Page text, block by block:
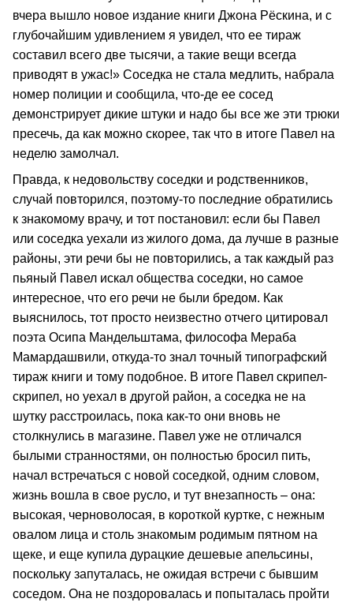
вчера вышло новое издание книги Джона Рёскина, и с
глубочайшим удивлением я увидел, что ее тираж
составил всего две тысячи, а такие вещи всегда
приводят в ужас!» Соседка не стала медлить, набрала
номер полиции и сообщила, что-де ее сосед
демонстрирует дикие штуки и надо бы все же эти трюки
пресечь, да как можно скорее, так что в итоге Павел на
неделю замолчал.
Правда, к недовольству соседки и родственников,
случай повторился, поэтому-то последние обратились
к знакомому врачу, и тот постановил: если бы Павел
или соседка уехали из жилого дома, да лучше в разные
районы, эти речи бы не повторились, а так каждый раз
пьяный Павел искал общества соседки, но самое
интересное, что его речи не были бредом. Как
выяснилось, тот просто неизвестно отчего цитировал
поэта Осипа Мандельштама, философа Мераба
Мамардашвили, откуда-то знал точный типографский
тираж книги и тому подобное. В итоге Павел скрипел-
скрипел, но уехал в другой район, а соседка не на
шутку расстроилась, пока как-то они вновь не
столкнулись в магазине. Павел уже не отличался
былыми странностями, он полностью бросил пить,
начал встречаться с новой соседкой, одним словом,
жизнь вошла в свое русло, и тут внезапность – она:
высокая, черноволосая, в короткой куртке, с нежным
овалом лица и столь знакомым родимым пятном на
щеке, и еще купила дурацкие дешевые апельсины,
поскольку запуталась, не ожидая встречи с бывшим
соседом. Она не поздоровалась и попыталась пройти